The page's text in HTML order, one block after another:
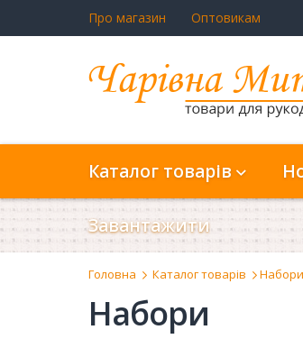
Про магазин Оптовикам
Каталог товарів
Завантажити
Головна Каталог товарів Набори
Набори